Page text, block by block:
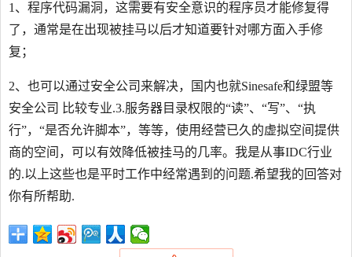
1、程序代码漏洞，这需要有安全意识的程序员才能修复得
了，通常是在出现被挂马以后才知道要针对哪方面入手修
复；
2、也可以通过安全公司来解决，国内也就Sinesafe和绿盟等
安全公司 比较专业.3.服务器目录权限的“读”、“写”、“执
行”，“是否允许脚本”，等等，使用经营已久的虚拟空间提供
商的空间，可以有效降低被挂马的几率。我是从事IDC行业
的.以上这些也是平时工作中经常遇到的问题.希望我的回答对
你有所帮助.